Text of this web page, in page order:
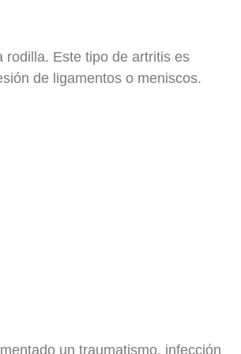
rodilla. Este tipo de artritis es
de ligamentos o meniscos.
un traumatismo, infección